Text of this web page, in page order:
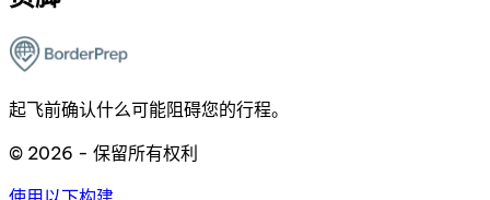
起飞前确认什么可能阻碍您的行程。
© 2026 - 保留所有权利